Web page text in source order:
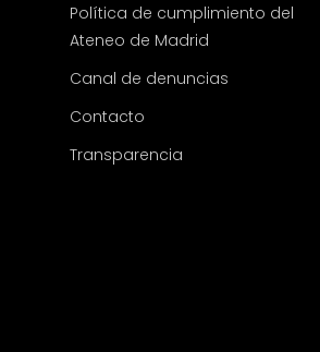
Política de cumplimiento del
Ateneo de Madrid
Canal de denuncias
Contacto
Transparencia